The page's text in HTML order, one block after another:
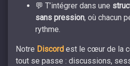
💬 T’intégrer dans une
sans pression, où chacun
rythme.
Notre Discord est le cœur de la
tout se passe : discussions,